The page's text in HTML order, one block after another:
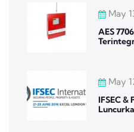
May
AES
May
IFSEC &